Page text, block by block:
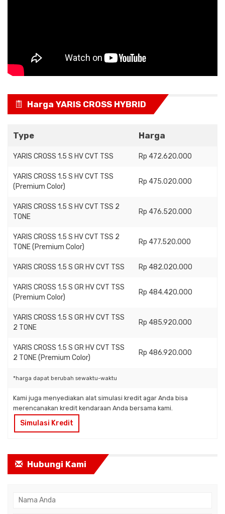
Harga YARIS CROSS HYBRID
Type Harga
YARIS CROSS 1.5 S HV CVT TSS Rp 472.620.000
YARIS CROSS 1.5 S HV CVT TSS
(Premium Color)
Rp 475.020.000
YARIS CROSS 1.5 S HV CVT TSS 2
TONE
Rp 476.520.000
YARIS CROSS 1.5 S HV CVT TSS 2
TONE (Premium Color)
Rp 477.520.000
YARIS CROSS 1.5 S GR HV CVT TSS Rp 482.020.000
YARIS CROSS 1.5 S GR HV CVT TSS
(Premium Color)
Rp 484.420.000
YARIS CROSS 1.5 S GR HV CVT TSS
2 TONE
Rp 485.920.000
YARIS CROSS 1.5 S GR HV CVT TSS
2 TONE (Premium Color)
Rp 486.920.000
*harga dapat berubah sewaktu-waktu
Kami juga menyediakan alat simulasi kredit agar Anda bisa
merencanakan kredit kendaraan Anda bersama kami.
Simulasi Kredit
Hubungi Kami